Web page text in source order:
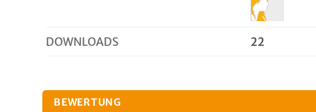
DOWNLOADS 22
BEWERTUNG